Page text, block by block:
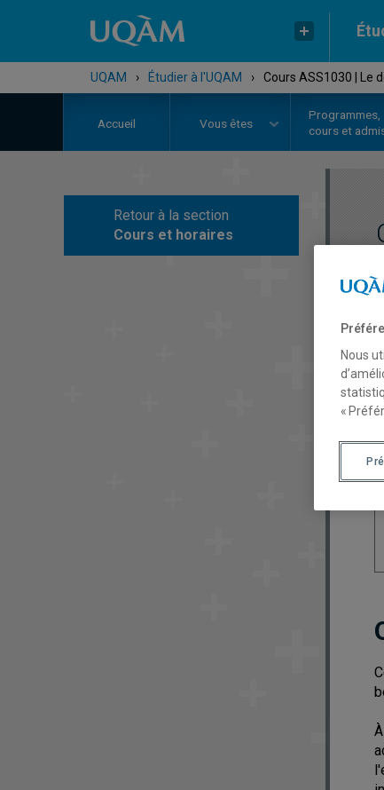
UQAM › Étudier à l'UQAM › Cours ASS1030 | Le
Accueil Vous êtes
Programmes,
cours et
Retour à la section
Cours et horaires
Nous
«